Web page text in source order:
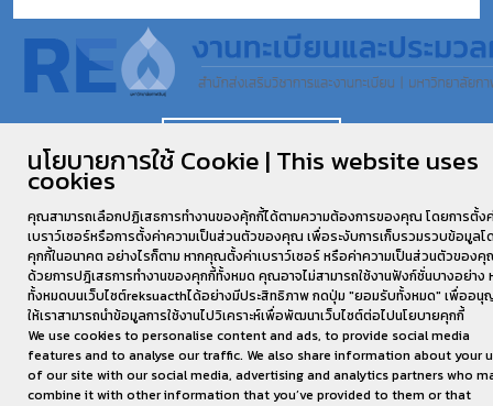
พัฒนาเว็บไซต์โดย
Reserved.
นโยบายการใช้ Cookie | This website uses
cookies
คุณสามารถเลือกปฏิเสธการทำงานของคุ้กกี้ได้ตามความต้องการของคุณ โดยการตั้ง
เบราว์เซอร์หรือการตั้งค่าความเป็นส่วนตัวของคุณ เพื่อระงับการเก็บรวมรวบข้อมูลโ
คุกกี้ในอนาคต อย่างไรก็ตาม หากคุณตั้งค่าเบราว์เซอร์ หรือค่าความเป็นส่วนตัวของ
ด้วยการปฎิเสธการทำงานของคุกกี้ทั้งหมด คุณอาจไม่สามารถใช้งานฟังก์ชั่นบางอย่าง
ทั้งหมดบนเว็บไซต์reksuacthได้อย่างมีประสิทธิภาพ กดปุ่ม "ยอมรับทั้งหมด" เพื่ออนุ
ให้เราสามารถนำข้อมูลการใช้งานไปวิเคราะห์เพื่อพัฒนาเว็บไซต์ต่อไปนโยบายคุกกี้
We use cookies to personalise content and ads, to provide social media
features and to analyse our traffic. We also share information about your
of our site with our social media, advertising and analytics partners who
combine it with other information that you’ve provided to them or that